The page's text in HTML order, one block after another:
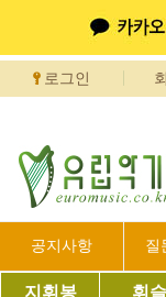
로그인
공지사항 질
지휘봉 휘슬